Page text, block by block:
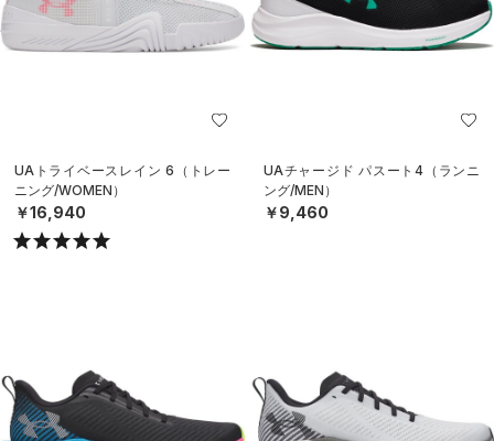
UAトライベースレイン 6（トレー
ニング/WOMEN）
￥16,940
UAチャージド パスート4（ランニ
ング/MEN）
￥9,460